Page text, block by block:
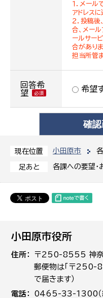
現在位置 小田原市
足あと 各課への要望・
１．メー
アドレスに
２．投稿
合、メー
ールサー
合があり
担当所管
回答希
望
希望
小田原市役所
住所
〒250-8555 神奈
郵便物は「〒250-
で届きます）
電話
0465-33-1300（